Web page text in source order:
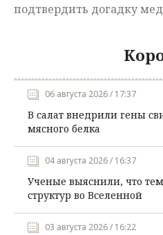
подтвердить догадку
06 августа 2026 / 17:37
В салат внедрили гены
мясного белка
04 августа 2026 / 16:37
Ученые выяснили, что
структур во Вселенной
03 августа 2026 / 16:22